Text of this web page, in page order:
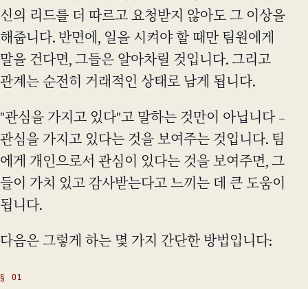
신의 리드를 더 따르고 요청받지 않아도 그 이상을
해줍니다. 반면에, 일을 시켜야 할 때만 팀원에게
말을 건다면, 그들은 알아차릴 것입니다. 그리고
관계는 순전히 거래적인 상태로 남게 됩니다.
"관심을 가지고 있다"고 말하는 것만이 아닙니다 –
관심을 가지고 있다는 것을 보여주는 것입니다. 팀
에게 개인으로서 관심이 있다는 것을 보여주면, 그
들이 가치 있고 감사받는다고 느끼는 데 큰 도움이
됩니다.
다음은 그렇게 하는 몇 가지 간단한 방법입니다: